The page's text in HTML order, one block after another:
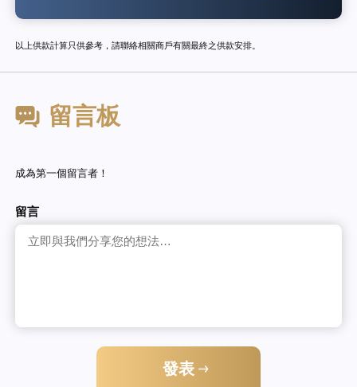
以上供款計算只供參考，請聯絡相關商戶有關最終之供款安排。
留言板
成為第一個留言者！
留言
發表